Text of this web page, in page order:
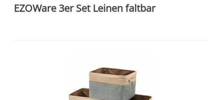
EZOWare 3er Set Leinen faltbar